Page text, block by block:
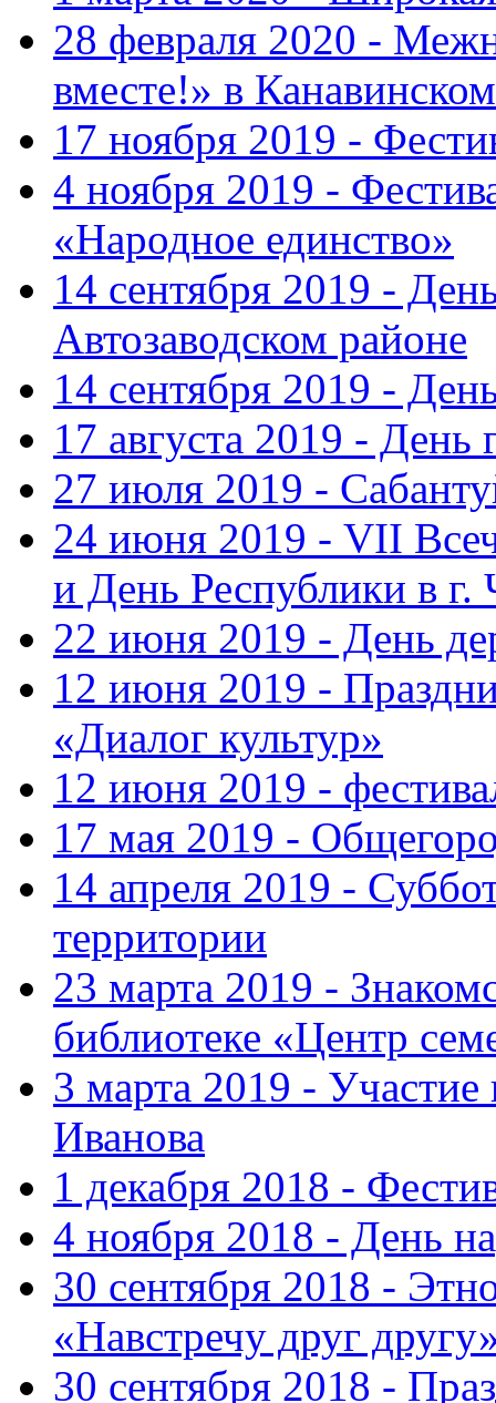
28 февраля 2020 -
вместе!» в
17 ноября 2019 -
4 ноября 2019 -
«Народное единство»
14 сентября 2019 -
Автозаводском районе
14 сентября 2019 -
17 августа 2019 -
27 июля 2019 -
24 июня 2019 - VII
и День Республики в г.
22 июня 2019 - День
12 июня 2019 -
«Диалог культур»
12 июня 2019 -
17 мая 2019 -
14 апреля 2019 -
территории
23 марта 2019 -
библиотеке «Центр
3 марта 2019 -
Иванова
1 декабря 2018 -
4 ноября 2018 - День
30 сентября 2018 -
«Навстречу друг
30 сентября 2018 -